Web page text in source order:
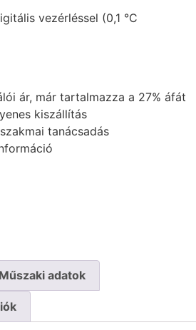
vezérléssel (0,1 °C
ár, már tartalmazza a 27% áfát
kiszállítás
tanácsadás
Műszaki adatok